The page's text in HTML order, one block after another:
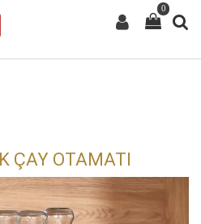
0
ÇAY OTAMATI